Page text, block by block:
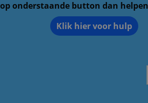
onderstaande button dan
Klik hier voor hulp